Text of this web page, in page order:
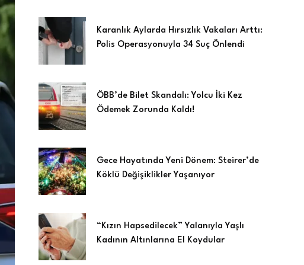
Karanlık Aylarda Hırsızlık Vakaları Arttı:
Polis Operasyonuyla 34 Suç Önlendi
ÖBB’de Bilet Skandalı: Yolcu İki Kez
Ödemek Zorunda Kaldı!
Gece Hayatında Yeni Dönem: Steirer’de
Köklü Değişiklikler Yaşanıyor
“Kızın Hapsedilecek” Yalanıyla Yaşlı
Kadının Altınlarına El Koydular